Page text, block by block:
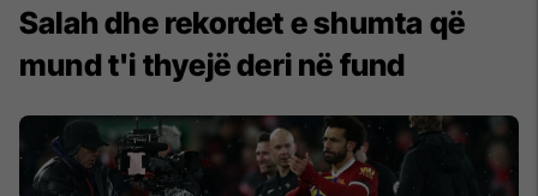
Salah dhe rekordet e shumta që
mund t'i thyejë deri në fund